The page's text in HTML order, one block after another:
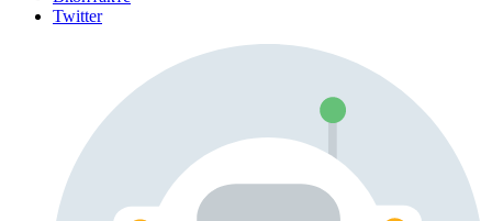
Twitter